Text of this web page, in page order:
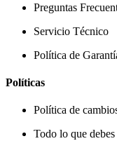
Preguntas
Servicio Técnico
Política de
Políticas
Política de
Todo lo que